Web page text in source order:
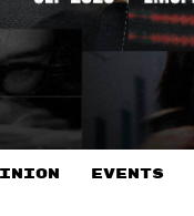
EVENTS